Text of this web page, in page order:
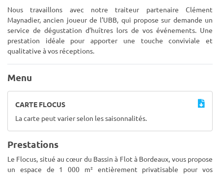
Nous travaillons avec notre traiteur partenaire Clément
Maynadier, ancien joueur de l’UBB, qui propose sur demande un
service de dégustation d’huîtres lors de vos événements. Une
prestation idéale pour apporter une touche conviviale et
qualitative à vos réceptions.
Menu
CARTE FLOCUS
La carte peut varier selon les saisonnalités.
Prestations
Le Flocus, situé au cœur du Bassin à Flot à Bordeaux, vous propose
un espace de 1 000 m² entièrement privatisable pour vos